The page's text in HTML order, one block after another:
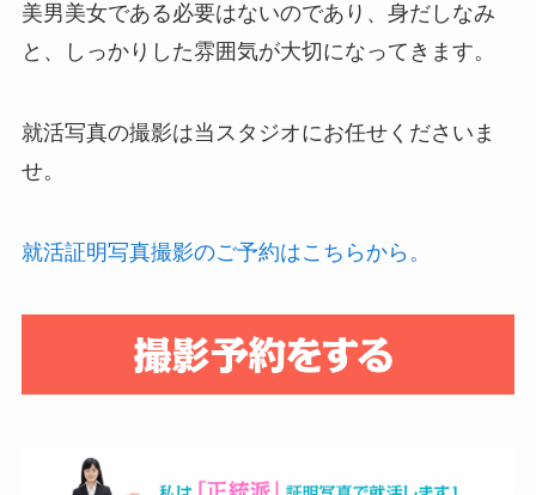
美男美女である必要はないのであり、身だしなみ
と、しっかりした雰囲気が大切になってきます。
就活写真の撮影は当スタジオにお任せくださいま
せ。
就活証明写真撮影のご予約はこちらから。